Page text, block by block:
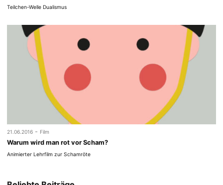
Teilchen-Welle Dualismus
21.06.2016 - Film
Warum wird man rot vor Scham?
Animierter Lehrfilm zur Schamröte